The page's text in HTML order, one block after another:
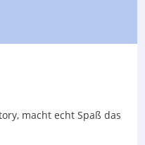
macht echt Spaß das